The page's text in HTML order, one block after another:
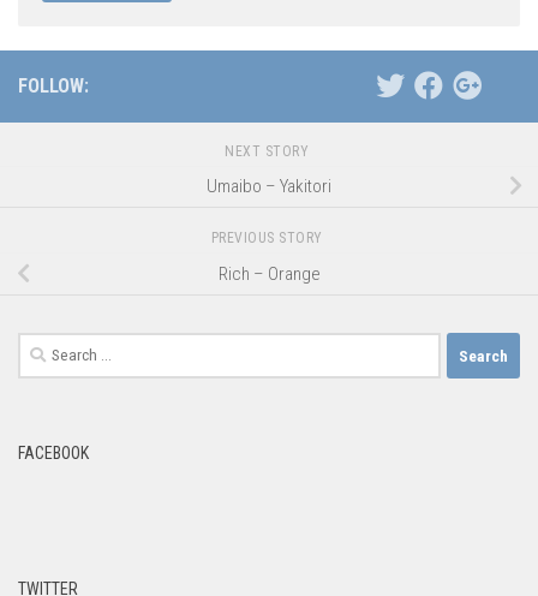
FOLLOW:
NEXT STORY
Umaibo – Yakitori
PREVIOUS STORY
Rich – Orange
Search
for:
FACEBOOK
TWITTER